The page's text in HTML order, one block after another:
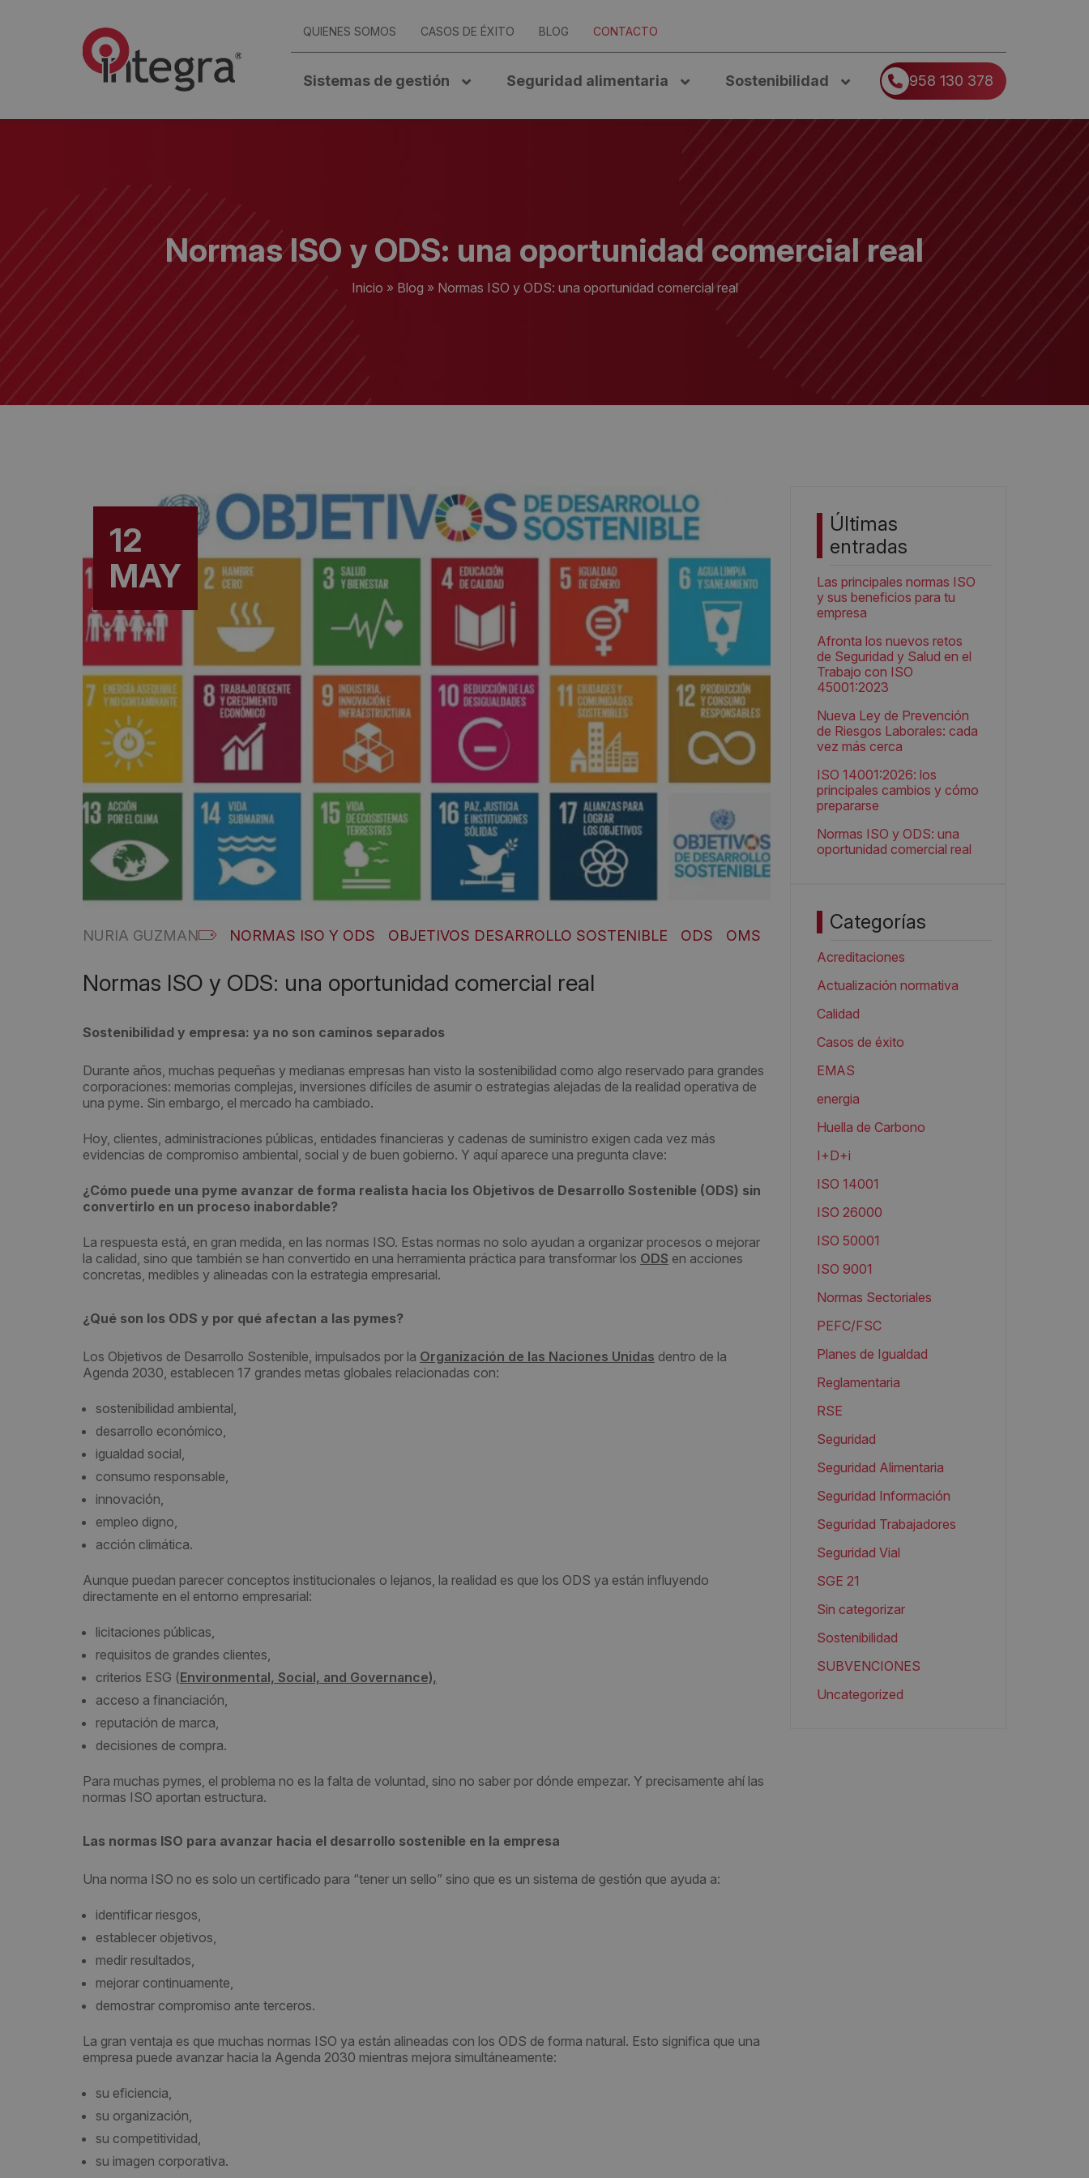
QUIENES SOMOS CASOS DE ÉXITO BLOG CONTACTO
Sistemas de gestión Seguridad alimentaria Sostenibilidad 958 130 378
Normas ISO y ODS: una oportunidad comercial real
Inicio » Blog » Normas ISO y ODS: una oportunidad comercial real
12
MAY
NURIA GUZMAN NORMAS ISO Y ODS OBJETIVOS DESARROLLO SOSTENIBLE ODS OMS
Normas ISO y ODS: una oportunidad comercial real
Sostenibilidad y empresa: ya no son caminos separados
Durante años, muchas pequeñas y medianas empresas han visto la sostenibilidad como algo reservado para grandes
corporaciones: memorias complejas, inversiones difíciles de asumir o estrategias alejadas de la realidad operativa de
una pyme. Sin embargo, el mercado ha cambiado.
Hoy, clientes, administraciones públicas, entidades financieras y cadenas de suministro exigen cada vez más
evidencias de compromiso ambiental, social y de buen gobierno. Y aquí aparece una pregunta clave:
¿Cómo puede una pyme avanzar de forma realista hacia los Objetivos de Desarrollo Sostenible (ODS) sin
convertirlo en un proceso inabordable?
La respuesta está, en gran medida, en las normas ISO. Estas normas no solo ayudan a organizar procesos o mejorar
la calidad, sino que también se han convertido en una herramienta práctica para transformar los ODS en acciones
concretas, medibles y alineadas con la estrategia empresarial.
¿Qué son los ODS y por qué afectan a las pymes?
Los Objetivos de Desarrollo Sostenible, impulsados por la Organización de las Naciones Unidas dentro de la
Agenda 2030, establecen 17 grandes metas globales relacionadas con:
sostenibilidad ambiental,
desarrollo económico,
igualdad social,
consumo responsable,
innovación,
empleo digno,
acción climática.
Aunque puedan parecer conceptos institucionales o lejanos, la realidad es que los ODS ya están influyendo
directamente en el entorno empresarial:
licitaciones públicas,
requisitos de grandes clientes,
criterios ESG (Environmental, Social, and Governance),
acceso a financiación,
reputación de marca,
decisiones de compra.
Para muchas pymes, el problema no es la falta de voluntad, sino no saber por dónde empezar. Y precisamente ahí las
normas ISO aportan estructura.
Las normas ISO para avanzar hacia el desarrollo sostenible en la empresa
Una norma ISO no es solo un certificado para “tener un sello” sino que es un sistema de gestión que ayuda a:
identificar riesgos,
establecer objetivos,
medir resultados,
mejorar continuamente,
demostrar compromiso ante terceros.
La gran ventaja es que muchas normas ISO ya están alineadas con los ODS de forma natural. Esto significa que una
empresa puede avanzar hacia la Agenda 2030 mientras mejora simultáneamente:
su eficiencia,
su organización,
su competitividad,
su imagen corporativa.
Últimas
entradas
Las principales normas ISO
y sus beneficios para tu
empresa
Afronta los nuevos retos
de Seguridad y Salud en el
Trabajo con ISO
45001:2023
Nueva Ley de Prevención
de Riesgos Laborales: cada
vez más cerca
ISO 14001:2026: los
principales cambios y cómo
prepararse
Normas ISO y ODS: una
oportunidad comercial real
Categorías
Acreditaciones
Actualización normativa
Calidad
Casos de éxito
EMAS
energia
Huella de Carbono
I+D+i
ISO 14001
ISO 26000
ISO 50001
ISO 9001
Normas Sectoriales
PEFC/FSC
Planes de Igualdad
Reglamentaria
RSE
Seguridad
Seguridad Alimentaria
Seguridad Información
Seguridad Trabajadores
Seguridad Vial
SGE 21
Sin categorizar
Sostenibilidad
SUBVENCIONES
Uncategorized